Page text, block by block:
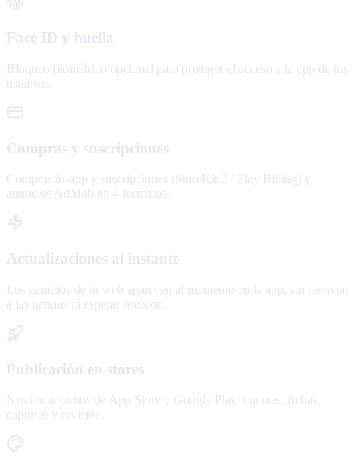
Face ID y huella
Bloqueo biométrico opcional para proteger el acceso a la app de tus
usuarios.
Compras y suscripciones
Compras in-app y suscripciones (StoreKit 2 / Play Billing) y
anuncios AdMob en 4 formatos.
Actualizaciones al instante
Los cambios de tu web aparecen al momento en la app, sin reenviar
a las tiendas ni esperar revisión.
Publicación en stores
Nos encargamos de App Store y Google Play: cuentas, fichas,
capturas y revisión.